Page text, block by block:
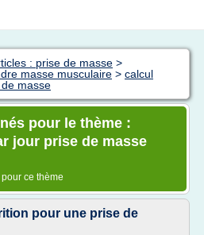
: prise de masse >
masse musculaire > calcul
masse
pour le thème :
jour prise de masse
ce thème
pour une prise de